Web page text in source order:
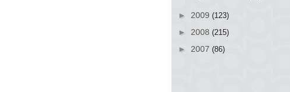
► 2009 (123)
► 2008 (215)
► 2007 (86)